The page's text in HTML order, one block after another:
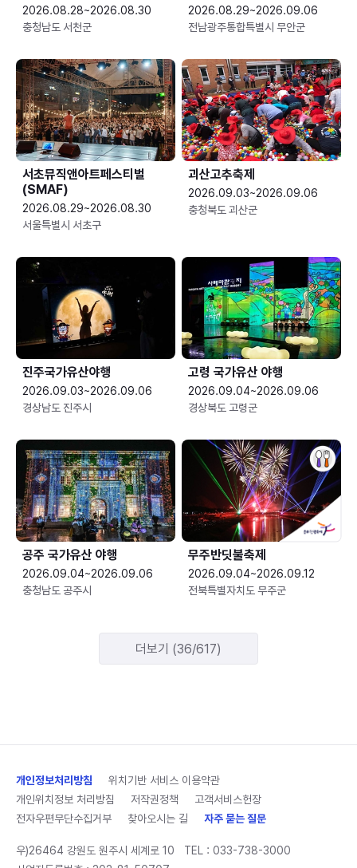
2026.08.28~2026.08.30
충청남도 서천군
2026.08.29~2026.09.06
전남광주통합특별시 무안군
서초뮤직앤아트페스티벌
(SMAF)
2026.08.29~2026.08.30
서울특별시 서초구
괴산고추축제
2026.09.03~2026.09.06
충청북도 괴산군
진주국가유산야행
2026.09.03~2026.09.06
경상남도 진주시
고령 국가유산 야행
2026.09.04~2026.09.06
경상북도 고령군
공주 국가유산 야행
2026.09.04~2026.09.06
충청남도 공주시
무주반딧불축제
2026.09.04~2026.09.12
전북특별자치도 무주군
더보기 (36/617)
개인정보처리방침
위치기반 서비스 이용약관
개인위치정보 처리방침
저작권정책
고객서비스헌장
전자우편무단수집거부
찾아오시는 길 자주 묻는 질문
우)26464 강원도 원주시 세계로 10 TEL : 033-738-3000